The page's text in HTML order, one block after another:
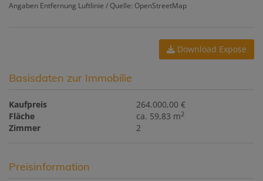
Angaben Entfernung Luftlinie / Quelle: OpenStreetMap
Download Expose
Basisdaten zur Immobilie
Kaufpreis
264.000,00 €
Fläche
ca. 59,83 m2
Zimmer 2
Preisinformation